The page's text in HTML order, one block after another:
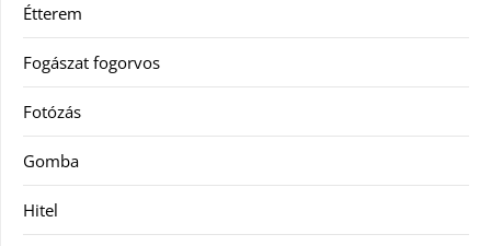
Étterem
Fogászat fogorvos
Fotózás
Gomba
Hitel